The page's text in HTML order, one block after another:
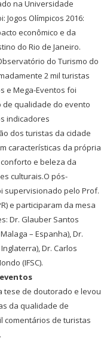
na Universidade
Olímpicos 2016:
econômico e da
do Rio de Janeiro.
do Turismo do
2 mil turistas
e Mega-Eventos foi
qualidade do evento
indicadores
dos turistas da cidade
características da própria
e beleza da
culturais.O pós-
supervisionado pelo Prof.
e participaram da mesa
Dr. Glauber Santos
– Espanha), Dr.
Dr. Carlos
(IFSC).
tese de doutorado e levou
da qualidade de
comentários de turistas